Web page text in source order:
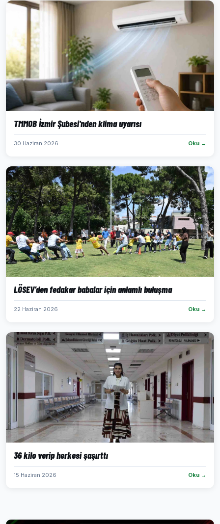
TMMOB İzmir Şubesi'nden klima uyarısı
30 Haziran 2026 Oku →
LÖSEV’den fedakar babalar için anlamlı buluşma
22 Haziran 2026 Oku →
36 kilo verip herkesi şaşırttı
15 Haziran 2026 Oku →